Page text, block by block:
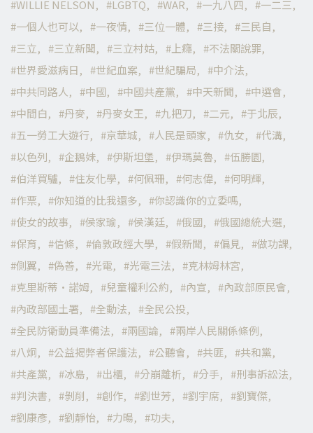
WILLIE NELSON
LGBTQ WAR 一九八四
一二三
一個人也可以
一夜情 三位一體 三接
三民自
三立
三立新聞 三立村姑 上癮
不法關說罪
世界愛滋病日
世紀血案 世紀騙局
中介法
中共同路人
中國 中國共產黨 中天新聞
中選會
中間白
丹麥 丹麥女王 九把刀 二元
于北辰
五一勞工大遊行
京華城 人民是頭家 仇女
代溝
以色列
企鵝妹 伊斯坦堡 伊瑪莫魯
伍勝園
伯洋買驢
住友化學 何佩珊 何志偉
何明輝
作票
你知道的比我還多
你認識你的立委嗎
使女的故事
侯家瑜 侯漢廷 俄國
俄國總統大選
保育
信條 倫敦政經大學 假新聞 偏見
做功課
側翼
偽善 光電 光電三法
克林姆林宮
克里斯蒂·諾姆
兒童權利公約 內宣
內政部原民會
內政部國土署
全動法
全民公投
全民防衛動員準備法
兩國論
兩岸人民關係條例
八炯
公益揭弊者保護法 公聽會 共匪
共和黨
共產黨
冰島 出櫃 分崩離析 分手
刑事訴訟法
判決書
剝削 創作 劉世芳 劉宇席
劉寶傑
劉康彥
劉靜怡 力暘
功夫